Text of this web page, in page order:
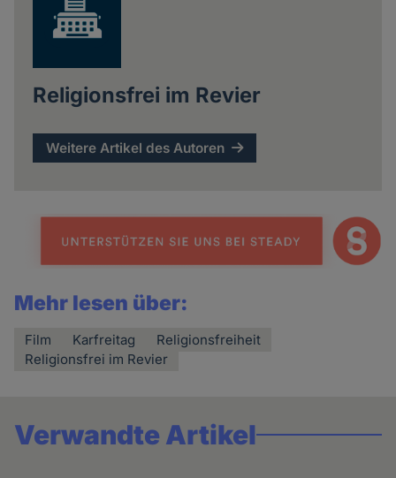
Religionsfrei im Revier
Weitere Artikel des Autoren
Mehr lesen über:
Film Karfreitag
Religionsfreiheit
Religionsfrei im Revier
Verwandte Artikel